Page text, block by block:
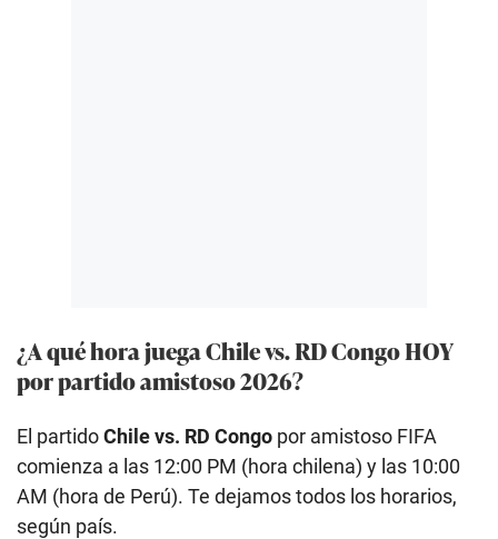
¿A qué hora juega Chile vs. RD Congo HOY
por partido amistoso 2026?
El partidoChile vs. RD Congo por amistoso FIFA
comienza a las 12:00 PM (hora chilena) y las 10:00
AM (hora de Perú). Te dejamos todos los horarios,
según país.